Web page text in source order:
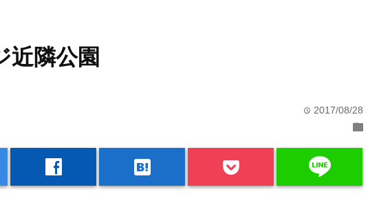
近隣公園
time 2017/08/28
folder
facebook hatenabookmark line